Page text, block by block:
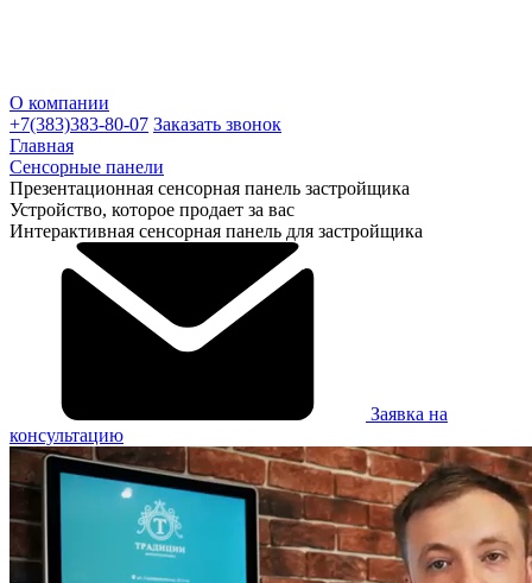
О компании
+7(383)383-80-07 Заказать звонок
Главная
Сенсорные панели
Презентационная сенсорная панель застройщика
Устройство, которое продает за вас
Интерактивная сенсорная панель для застройщика
Заявка на
консультацию